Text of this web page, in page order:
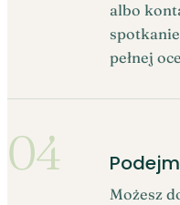
albo
pełnej
04
Możesz